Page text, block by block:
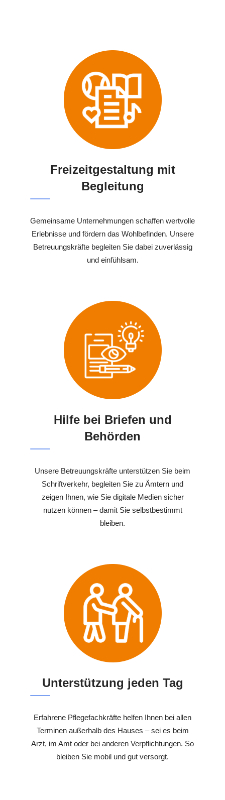
Freizeitgestaltung mit
Begleitung
Gemeinsame Unternehmungen schaffen wertvolle
Erlebnisse und fördern das Wohlbefinden. Unsere
Betreuungskräfte begleiten Sie dabei zuverlässig
und einfühlsam.
Hilfe bei Briefen und
Behörden
Unsere Betreuungskräfte unterstützen Sie beim
Schriftverkehr, begleiten Sie zu Ämtern und
zeigen Ihnen, wie Sie digitale Medien sicher
nutzen können – damit Sie selbstbestimmt
bleiben.
Unterstützung jeden Tag
Erfahrene Pflegefachkräfte helfen Ihnen bei allen
Terminen außerhalb des Hauses – sei es beim
Arzt, im Amt oder bei anderen Verpflichtungen. So
bleiben Sie mobil und gut versorgt.